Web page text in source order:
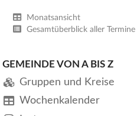
Monatsansicht
Gesamtüberblick aller Termine
GEMEINDE VON A BIS Z
Gruppen und Kreise
Wochenkalender